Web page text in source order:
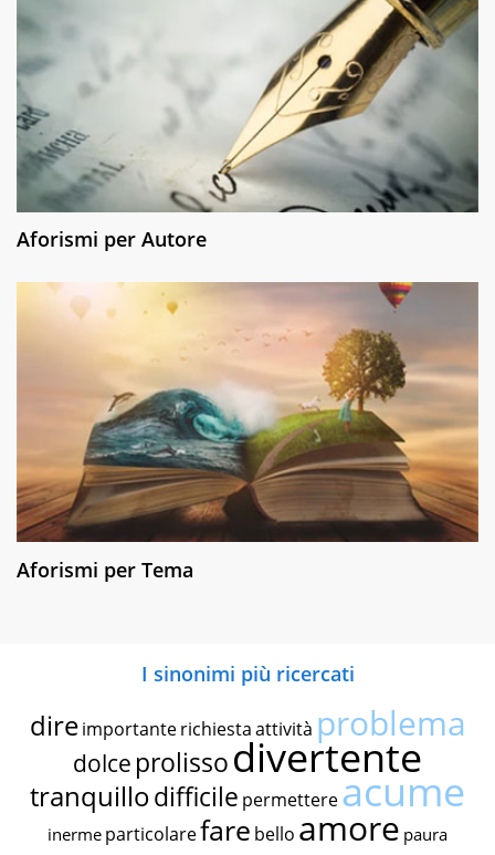
Aforismi per Autore
Aforismi per Tema
I sinonimi più ricercati
dire importante richiestaattività problema
dolce prolissodivertente
tranquillodifficile permettereacume
inerme particolarefare bello amore paura